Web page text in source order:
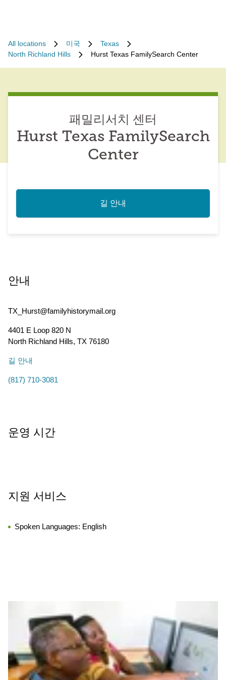
All locations 미국
Texas
North Richland Hills
Hurst Texas FamilySearch Center
패밀리서치 센터
Hurst Texas FamilySearch
Center
길 안내
안내
TX_Hurst@familyhistorymail.org
4401 E Loop 820 N
North Richland Hills, TX 76180
길 안내
(817) 710-3081
운영 시간
지원 서비스
Spoken Languages: English